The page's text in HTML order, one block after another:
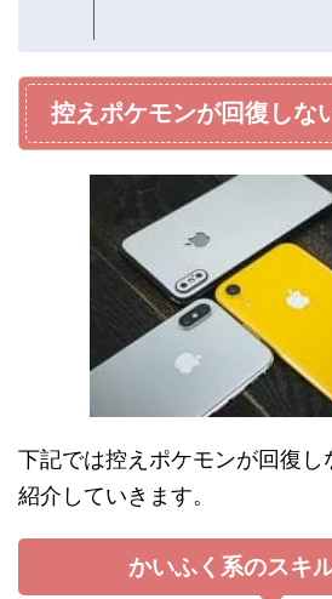
控えポケモンが回復しな
下記では控えポケモンが回復し
紹介していきます。
かいふく系のスキ